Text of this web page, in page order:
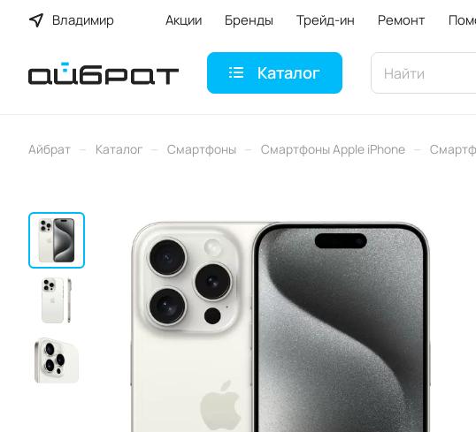
Владимир Акции Бренды Трейд-ин Ремонт
Каталог
Айбрат – Каталог – Смартфоны – Смартфоны Apple iPhone –